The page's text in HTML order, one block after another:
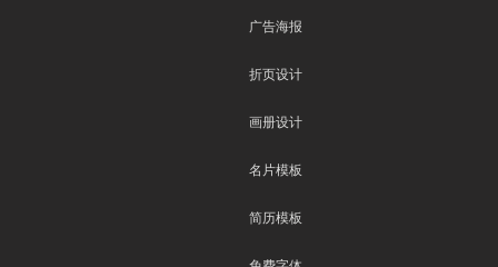
广告海报
折页设计
画册设计
名片模板
简历模板